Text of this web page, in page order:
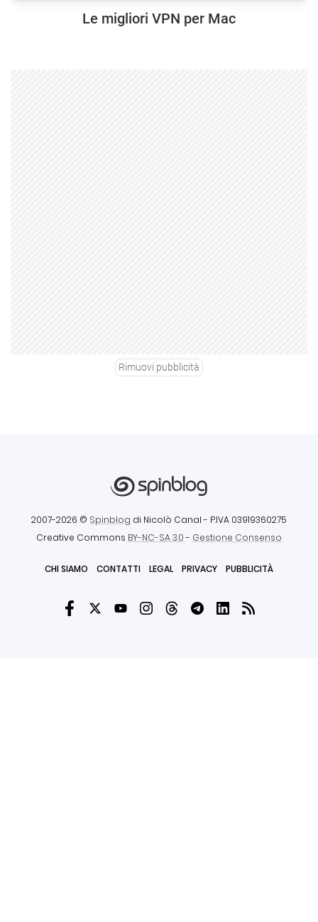
Le migliori VPN per Mac
Rimuovi pubblicità
2007-2026 © Spinblog di Nicolò Canal - P.IVA 03919360275
Creative Commons BY-NC-SA 3.0- Gestione Consenso
CHI SIAMO CONTATTI LEGAL PRIVACY PUBBLICITÀ